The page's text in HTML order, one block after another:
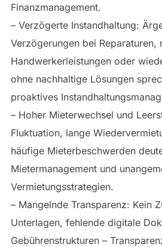
Finanzmanagement.
– Verzögerte Instandhaltung:
Verzögerungen bei Reparaturen,
Handwerkerleistungen oder
ohne nachhaltige Lösungen
proaktives
– Hoher Mieterwechsel und
Fluktuation, lange
häufige Mieterbeschwerden
Mietermanagement und
Vermietungsstrategien.
– Mangelnde Transparenz: Kein
Unterlagen, fehlende digitale
Gebührenstrukturen –